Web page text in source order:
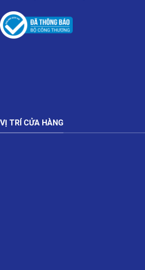
VỊ TRÍ CỬA HÀNG